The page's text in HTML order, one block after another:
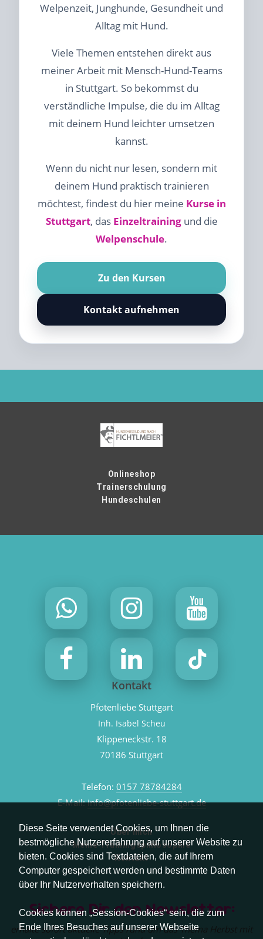
Diese Seite verwendet Cookies, um Ihnen die
bestmögliche Nutzererfahrung auf unserer Website zu
bieten. Cookies sind Textdateien, die auf Ihrem
Computer gespeichert werden und bestimmte Daten
über Ihr Nutzerverhalten speichern.
Cookies können „Session-Cookies“ sein, die zum
Ende Ihres Besuches auf unserer Webseite
Welpenzeit, Junghunde, Gesundheit und
Alltag mit Hund.
Viele Themen entstehen direkt aus
meiner Arbeit mit Mensch-Hund-Teams
in Stuttgart. So bekommst du
verständliche Impulse, die du im Alltag
mit deinem Hund leichter umsetzen
kannst.
Wenn du nicht nur lesen, sondern mit
deinem Hund praktisch trainieren
möchtest, findest du hier meine Kurse in
Stuttgart, das Einzeltrainingund die
Welpenschule.
Zu den Kursen
Kontakt aufnehmen
Onlineshop
Trainerschulung
Hundeschulen
Kontakt
Pfotenliebe Stuttgart
Inh. Isabel Scheu
Klippeneckstr. 18
70186 Stuttgart
Telefon: 0157 78784284
E-Mail:info@pfotenliebe-stuttgart.de
Über mich
Meine Trainingsphilosophie
Kontakt
Sichere Dir den Newsletter:
erhalte sofort aktuelle Tipps rund um das Thema Herbst mit